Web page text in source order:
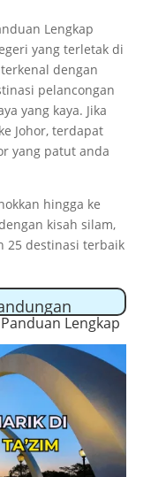
Lengkap
yang terletak di
dengan
pelancongan
yang kaya. Jika
Johor, terdapat
yang patut anda
hingga ke
kisah silam,
25 destinasi terbaik
Panduan Lengkap
Temple
Lengkap